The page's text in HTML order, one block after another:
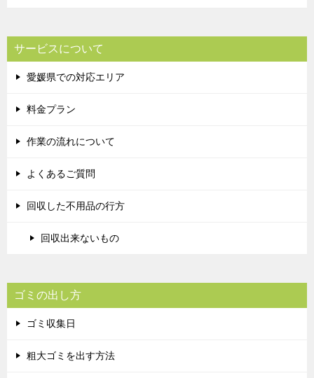
サービスについて
愛媛県での対応エリア
料金プラン
作業の流れについて
よくあるご質問
回収した不用品の行方
回収出来ないもの
ゴミの出し方
ゴミ収集日
粗大ゴミを出す方法